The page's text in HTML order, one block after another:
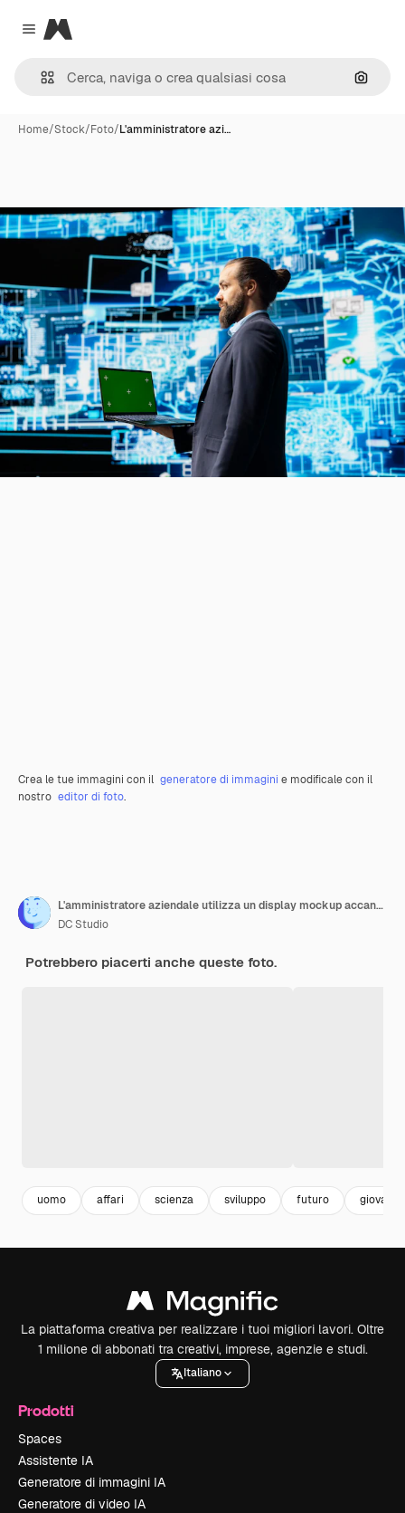
Close menu
Magnific
Cerca
Home/Stock/Foto/L'amministratore azi…
Crea le tue immagini con il generatore di immagini e modificale con il
nostro editor di foto.
L'amministratore aziendale utilizza un display mockup accanto al sistema di rete neurale AI
DC Studio
Potrebbero piacerti anche queste foto.
uomo affari scienza sviluppo futuro giovani
La piattaforma creativa per realizzare i tuoi migliori lavori. Oltre
1 milione di abbonati tra creativi, imprese, agenzie e studi.
Italiano
Prodotti
Spaces
Assistente IA
Generatore di immagini IA
Generatore di video IA